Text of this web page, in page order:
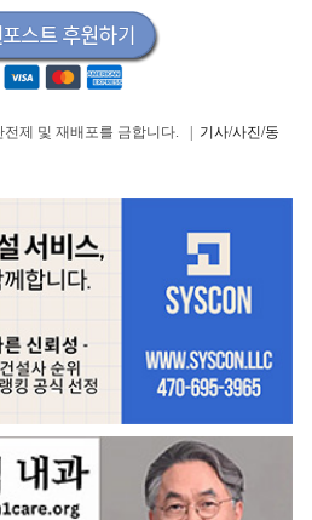
전제 및 재배포를 금합니다. | 기사/사진/동